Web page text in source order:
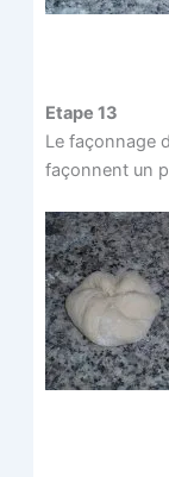
Etape 13
Le façon­nage
façonnent un